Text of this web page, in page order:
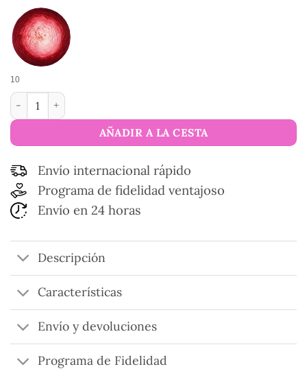
10
Hilo de algodón degradado Hypnose cantidad
AÑADIR A LA CESTA
Envío internacional rápido
Programa de fidelidad ventajoso
Envío en 24 horas
Descripción
Características
Envío y devoluciones
Programa de Fidelidad